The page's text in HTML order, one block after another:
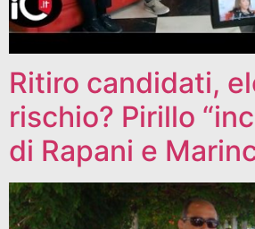
Ritiro candidati,
rischio? Pirillo
di Rapani e